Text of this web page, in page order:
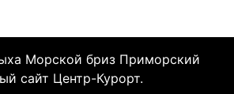
Морской бриз Приморский
сайт Центр-Курорт.